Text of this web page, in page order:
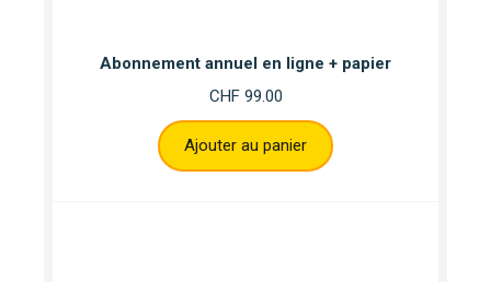
Abonnement annuel en ligne + papier
CHF99.00
Ajouter au panier